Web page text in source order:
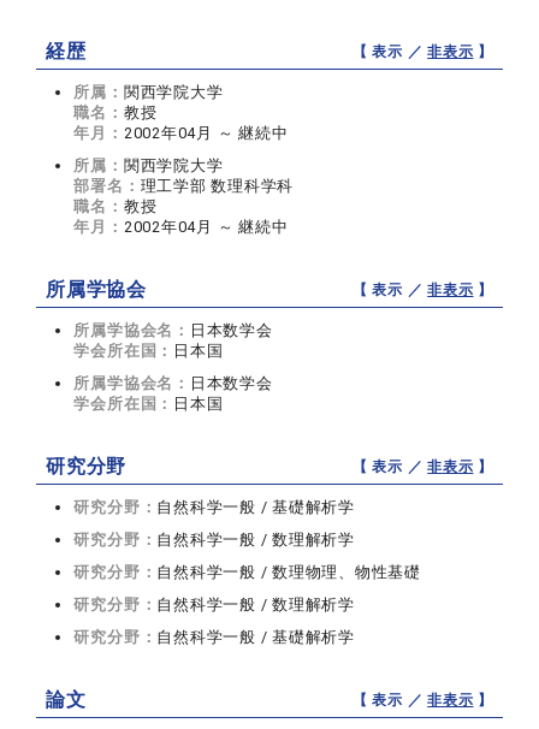
経歴 【 表示 ／非表示 】
所属： 関西学院大学
職名： 教授
年月： 2002年04月 ～ 継続中
所属： 関西学院大学
部署名： 理工学部 数理科学科
職名： 教授
年月： 2002年04月 ～ 継続中
所属学協会 【 表示 ／非表示 】
所属学協会名： 日本数学会
学会所在国： 日本国
所属学協会名： 日本数学会
学会所在国： 日本国
研究分野 【 表示 ／非表示 】
研究分野： 自然科学一般 / 基礎解析学
研究分野： 自然科学一般 / 数理解析学
研究分野： 自然科学一般 / 数理物理、物性基礎
研究分野： 自然科学一般 / 数理解析学
研究分野： 自然科学一般 / 基礎解析学
論文 【 表示 ／非表示 】